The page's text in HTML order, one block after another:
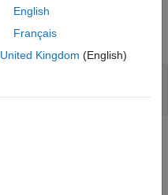
English
Français
United Kingdom (English)